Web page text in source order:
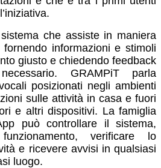
che assiste in maniera
informazioni e stimoli
giusto e chiedendo feedback
GRAMPiT parla
posizionati negli ambienti
sulle attività in casa e fuori
e altri dispositivi. La famiglia
può controllare il sistema,
verificare lo
e ricevere avvisi in qualsiasi
luogo.